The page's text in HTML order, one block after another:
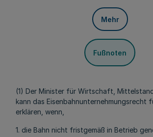
Mehr
Fußnoten
(1) Der Minister für Wirtschaft,
kann das Eisenbahnunternehmungsrecht
erklären, wenn,
1. die Bahn nicht fristgemäß in Betrieb